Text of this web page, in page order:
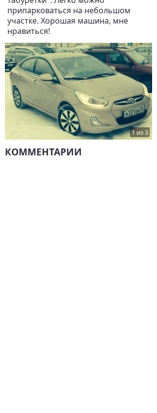
припарковаться на небольшом
участке. Хорошая машина, мне
нравиться!
1 из 3
КОММЕНТАРИИ